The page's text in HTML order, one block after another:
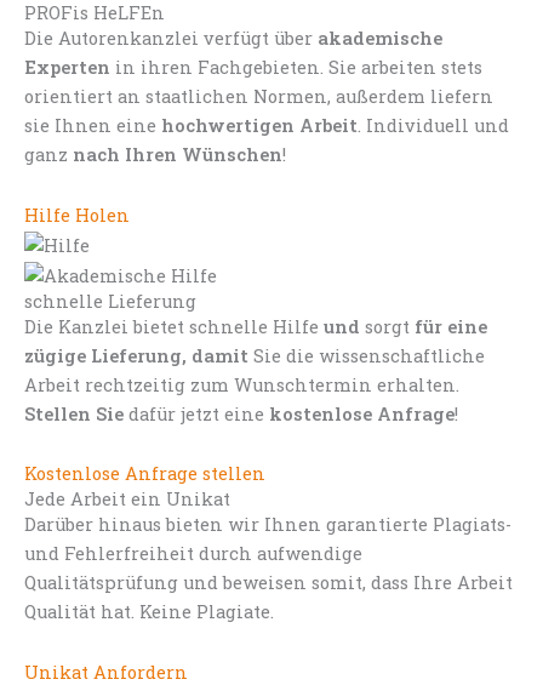
PROFis HeLFEn
Die Autorenkanzlei verfügt über akademische
Experten in ihren Fachgebieten. Sie arbeiten stets
orientiert an staatlichen Normen, außerdem liefern
sie Ihnen eine hochwertigen Arbeit. Individuell und
ganz nach Ihren Wünschen!
Hilfe Holen
schnelle Lieferung
Die Kanzlei bietet schnelle Hilfe und sorgt für eine
zügige Lieferung, damit Sie die wissenschaftliche
Arbeit rechtzeitig zum Wunschtermin erhalten.
Stellen Sie dafür jetzt eine kostenlose Anfrage!
Kostenlose Anfrage stellen
Jede Arbeit ein Unikat
Darüber hinaus bieten wir Ihnen garantierte Plagiats-
und Fehlerfreiheit durch aufwendige
Qualitätsprüfung und beweisen somit, dass Ihre Arbeit
Qualität hat. Keine Plagiate.
Unikat Anfordern